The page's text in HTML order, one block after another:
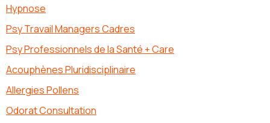
Hypnose
Psy Travail Managers Cadres
Psy Professionnels de la Santé + Care
Acouphènes Pluridisciplinaire
Allergies Pollens
Odorat Consultation